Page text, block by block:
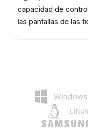
capacidad de
las pantallas de las